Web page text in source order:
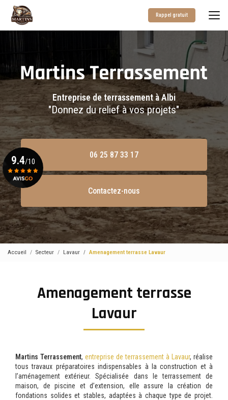
contenu
Rappel gratuit
Entreprise de terrassement à Albi
"Donnez du relief à vos projets"
06 25 87 33 17
Contactez-nous
9.4/10
Voir le certificat
Accueil Secteur Lavaur Amenagement terrasse Lavaur
Amenagement terrasse
Lavaur
Martins Terrassement, entreprise de terrassement à Lavaur, réalise
tous travaux préparatoires indispensables à la construction et à
l’aménagement extérieur. Spécialisée dans le terrassement de
maison, de piscine et d’extension, elle assure la création de
fondations solides et stables, adaptées à chaque type de projet.